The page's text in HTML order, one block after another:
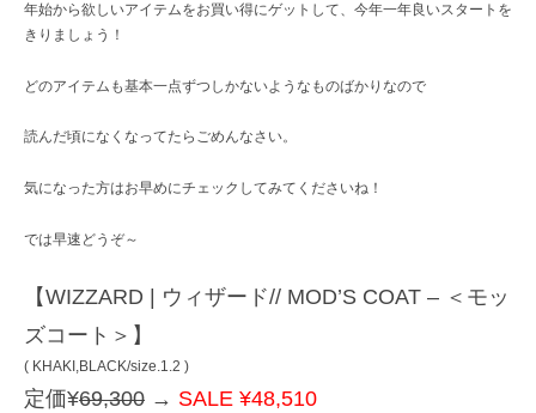
セ
レ
ト
ョ
プ
年始から欲しいアイテムをお買い得にゲットして、今年一年良いスタートを
きりましょう！
どのアイテムも基本一点ずつしかないようなものばかりなので
読んだ頃になくなってたらごめんなさい。
気になった方はお早めにチェックしてみてくださいね！
では早速どうぞ～
【WIZZARD | ウィザード// MOD’S COAT – ＜モッ
ズコート＞】
( KHAKI,BLACK/size.1.2 )
定価¥69,300 → SALE ¥48,510